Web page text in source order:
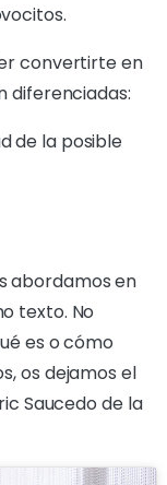
convertirte en
diferenciadas:
de la posible
abordamos en
texto. No
es o cómo
os dejamos el
Saucedo de la